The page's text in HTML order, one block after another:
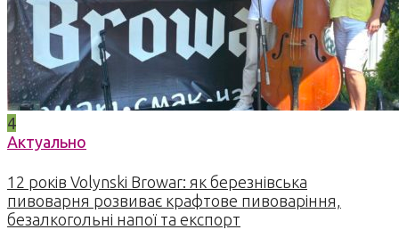
4
Актуально
12 років Volynski Browar: як березнівська
пивоварня розвиває крафтове пивоваріння,
безалкогольні напої та експорт